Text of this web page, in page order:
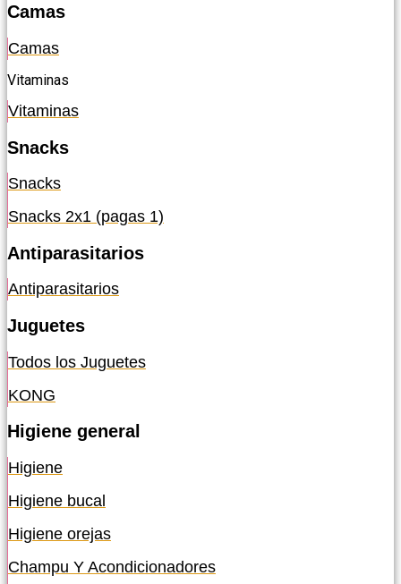
Camas
Camas
Vitaminas
Vitaminas
Snacks
Snacks
Snacks 2x1 (pagas 1)
Antiparasitarios
Antiparasitarios
Juguetes
Todos los Juguetes
KONG
Higiene general
Higiene
Higiene bucal
Higiene orejas
Champu Y Acondicionadores